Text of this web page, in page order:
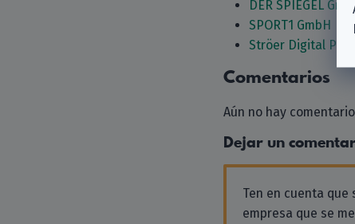
DER SPIEGEL
SPORT1 GmbH
Ströer Digital
Comentarios
Aún no hay
Dejar un
Ten en cuenta que
empresa que se